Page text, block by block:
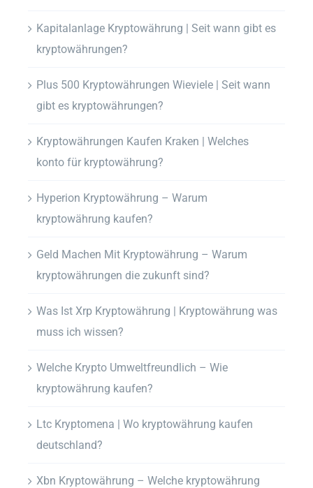
Kapitalanlage Kryptowährung | Seit wann gibt es
kryptowährungen?
Plus 500 Kryptowährungen Wieviele | Seit wann
gibt es kryptowährungen?
Kryptowährungen Kaufen Kraken | Welches
konto für kryptowährung?
Hyperion Kryptowährung – Warum
kryptowährung kaufen?
Geld Machen Mit Kryptowährung – Warum
kryptowährungen die zukunft sind?
Was Ist Xrp Kryptowährung | Kryptowährung was
muss ich wissen?
Welche Krypto Umweltfreundlich – Wie
kryptowährung kaufen?
Ltc Kryptomena | Wo kryptowährung kaufen
deutschland?
Xbn Kryptowährung – Welche kryptowährung